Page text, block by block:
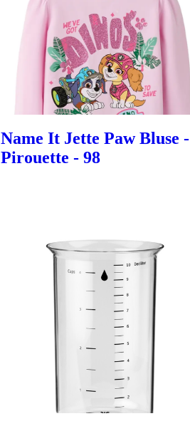
Name It Jette Paw Bluse -
Pirouette - 98